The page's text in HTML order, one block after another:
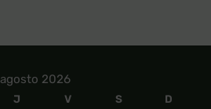
agosto 2026
J V S
D